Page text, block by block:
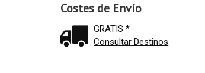
Costes de Envío
GRATIS *
Consultar Destinos